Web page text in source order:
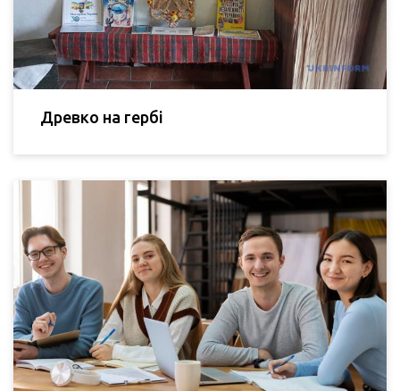
Древко на гербі